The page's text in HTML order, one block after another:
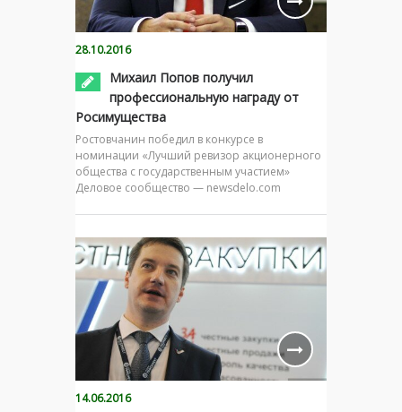
28.10.2016
Михаил Попов получил
профессиональную награду от
Росимущества
Ростовчанин победил в конкурсе в
номинации «Лучший ревизор акционерного
общества с государственным участием»
Деловое сообщество — newsdelo.com
14.06.2016